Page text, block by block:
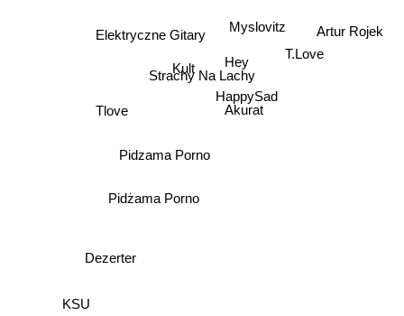
Strachy Na Lachy
HappySad
Akurat
Myslovitz
Pidżama Porno
Pidzama Porno
Kult Hey
T.Love
Elektryczne Gitary
Dezerter
Tlove
Artur Rojek
KSU